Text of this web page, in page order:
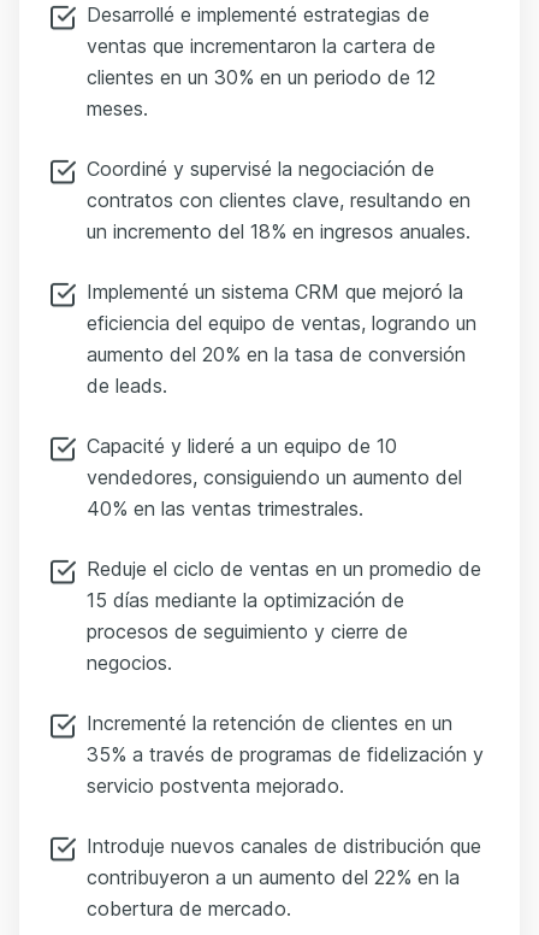
Desarrollé e implementé estrategias de
ventas que incrementaron la cartera de
clientes en un 30% en un periodo de 12
meses.
Coordiné y supervisé la negociación de
contratos con clientes clave, resultando en
un incremento del 18% en ingresos anuales.
Implementé un sistema CRM que mejoró la
eficiencia del equipo de ventas, logrando un
aumento del 20% en la tasa de conversión
de leads.
Capacité y lideré a un equipo de 10
vendedores, consiguiendo un aumento del
40% en las ventas trimestrales.
Reduje el ciclo de ventas en un promedio de
15 días mediante la optimización de
procesos de seguimiento y cierre de
negocios.
Incrementé la retención de clientes en un
35% a través de programas de fidelización y
servicio postventa mejorado.
Introduje nuevos canales de distribución que
contribuyeron a un aumento del 22% en la
cobertura de mercado.